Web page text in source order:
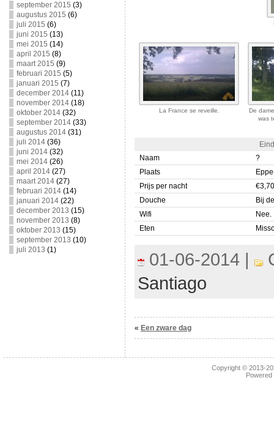
september 2015 (3)
augustus 2015 (6)
juli 2015 (6)
juni 2015 (13)
mei 2015 (14)
april 2015 (8)
maart 2015 (9)
februari 2015 (5)
januari 2015 (7)
december 2014(11)
november 2014(18)
oktober 2014(32)
september 2014(33)
augustus 2014(31)
juli 2014(36)
juni 2014(32)
mei 2014(26)
april 2014(27)
maart 2014(27)
februari 2014(14)
januari 2014(22)
december 2013 (15)
november 2013 (8)
oktober 2013 (15)
september 2013 (10)
juli 2013 (1)
La France se reveille.
De
was
Naam
?
Plaats
Prijs per nacht
€3,70
Douche
Bij
Wifi
Nee.
Eten
01-06-2014 |
Santiago
« Een zware dag
Copyright © 2013-